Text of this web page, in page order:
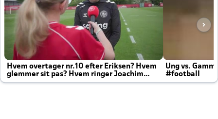
Hvem overtager nr.10 efter Eriksen? Hvem
glemmer sit pas? Hvem ringer Joachim
altid til efter kampe?
Ung vs.
#football